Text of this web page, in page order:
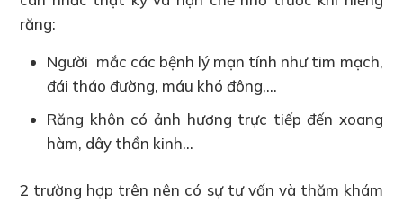
răng:
Người mắc các bệnh lý mạn tính như tim mạch,
đái tháo đường, máu khó đông,…
Răng khôn có ảnh hương trực tiếp đến xoang
hàm, dây thần kinh…
2 trường hợp trên nên có sự tư vấn và thăm khám